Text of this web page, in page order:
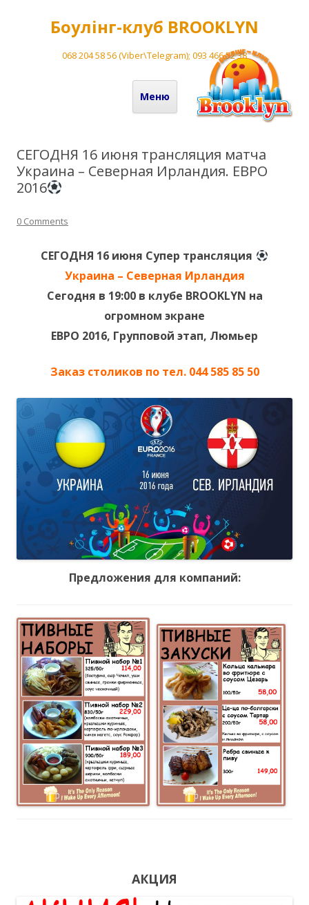
Боулінг-клуб BROOKLYN
068 204 58 56 (Viber\Telegram); 093 466 52 38
Меню
Перейти до вмісту
СЕГОДНЯ 16 июня трансляция матча
Украина – Северная Ирландия. ЕВРО
2016
0 Comments
СЕГОДНЯ 16 июня Супер трансляция
Украина – Северная Ирландия
Сегодня в 19:00 в клубе BROOKLYN на
огромном экране
ЕВРО 2016, Групповой этап, Люмьер
Заказ столиков по тел. 044 585 85 50
Предложения для компаний:
АКЦИЯ